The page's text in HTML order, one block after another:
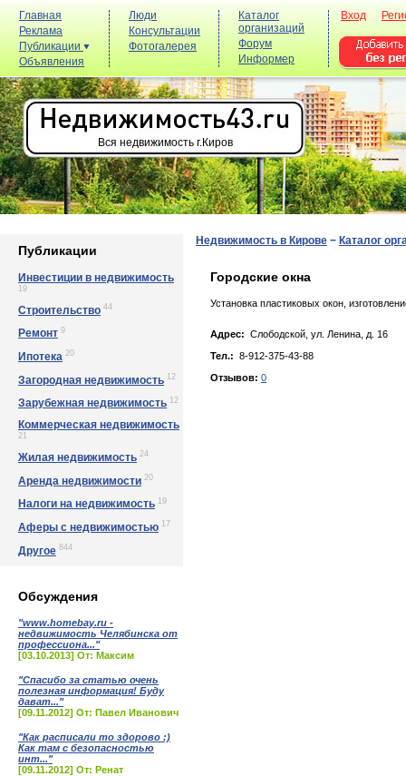
Главная
Реклама
Публикации
Объявления
Люди
Консультации
Фотогалерея
Каталог
организаций
Форум
Информер
Вход
Вся недвижимость г.Киров
Публикации
Инвестиции в недвижимость
19
Строительство 44
Ремонт 9
Ипотека 20
Загородная недвижимость 12
Зарубежная недвижимость 12
Коммерческая недвижимость
21
Жилая недвижимость 24
Аренда недвижимости 20
Налоги на недвижимость 19
Аферы с недвижимостью 17
Другое 844
Обсуждения
"www.homebay.ru -
недвижимость Челябинска от
профессиона..."
[03.10.2013] От: Максим
"Спасибо за статью очень
полезная информация! Буду
дават..."
[09.11.2012] От: Павел Иванович
"Как расписали то здорово :)
Как там с безопасностью
инт..."
[09.11.2012] От: Ренат
Недвижимость в Кирове − Каталог
Городские окна
Установка пластиковых окон,
Адрес: Слободской, ул. Лeнинa, д. 16
Тел.: 8-912-375-43-88
Отзывов: 0